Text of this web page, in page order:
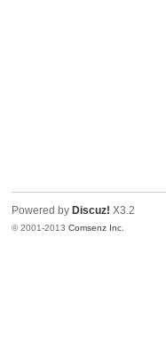
Powered by Discuz! X3.2
© 2001-2013Comsenz Inc.